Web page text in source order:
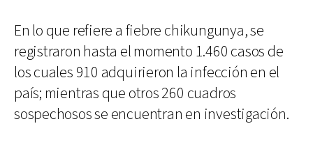
En lo que refiere a fiebre chikungunya, se
registraron hasta el momento 1.460 casos de
los cuales 910 adquirieron la infección en el
país; mientras que otros 260 cuadros
sospechosos se encuentran en investigación.